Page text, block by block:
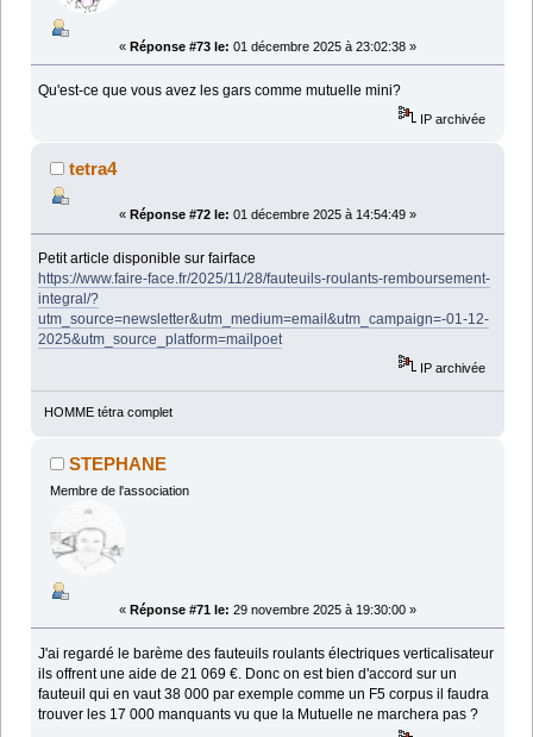
« Réponse #73 le: 01 décembre 2025 à 23:02:38 »
Qu'est-ce que vous avez les gars comme mutuelle mini?
IP archivée
tetra4
« Réponse #72 le: 01 décembre 2025 à 14:54:49 »
Petit article disponible sur fairface
https://www.faire-face.fr/2025/11/28/fauteuils-roulants-remboursement-
integral/?
utm_source=newsletter&utm_medium=email&utm_campaign=-01-12-
2025&utm_source_platform=mailpoet
IP archivée
HOMME tétra complet
STEPHANE
Membre de l'association
« Réponse #71 le: 29 novembre 2025 à 19:30:00 »
J'ai regardé le barème des fauteuils roulants électriques verticalisateur
ils offrent une aide de 21 069 €. Donc on est bien d'accord sur un
fauteuil qui en vaut 38 000 par exemple comme un F5 corpus il faudra
trouver les 17 000 manquants vu que la Mutuelle ne marchera pas ?